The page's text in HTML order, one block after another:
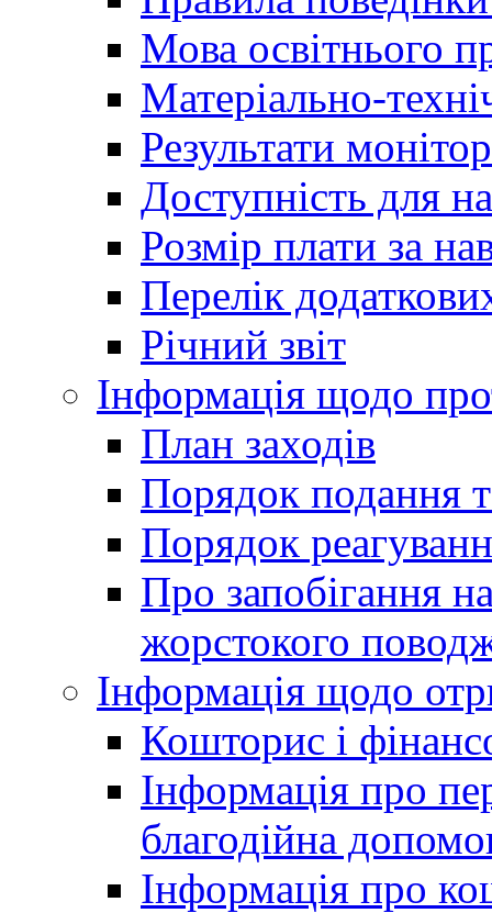
Мова освітнього
Матеріально-
Результати
Доступність для
Розмір плати за
Перелік
Річний звіт
Інформація щодо
План заходів
Порядок подання
Порядок
Про запобігання
жорстокого
Інформація щодо
Кошторис і
Інформація про
благодійна
Інформація про